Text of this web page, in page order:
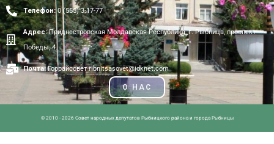
Телефон:0 (555) 3-17-77
Адрес:Приднестровская Молдавская Республика, г. Рыбница, проспект
Победы, 4.
Почта:Горрайсовет ribnitsasovet@idknet.com
О НАС
© 2010 - 2026 Совет народных депутатов Рыбницкого района и города Рыбницы